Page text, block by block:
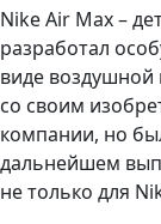
Nike Air Max –
разработал
виде
со своим
компании, но
дальнейшем
не только для